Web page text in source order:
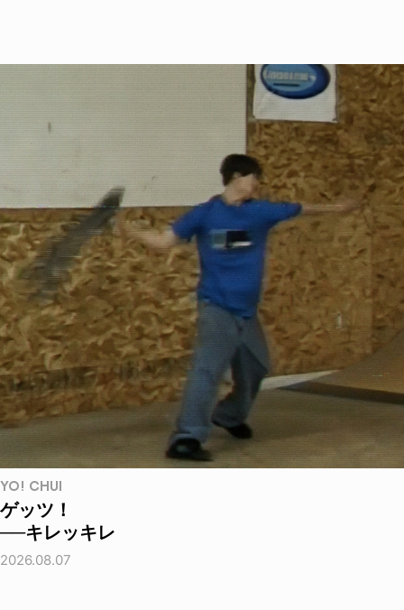
YO! CHUI
ゲッツ！
──キレッキレ
2026.08.07